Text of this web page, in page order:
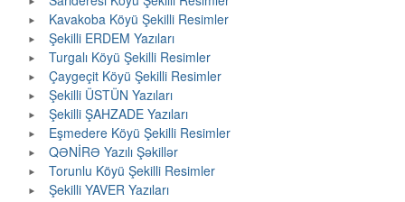
Kavakoba Köyü Şekilli Resimler
Şekilli ERDEM Yazıları
Turgalı Köyü Şekilli Resimler
Çaygeçit Köyü Şekilli Resimler
Şekilli ÜSTÜN Yazıları
Şekilli ŞAHZADE Yazıları
Eşmedere Köyü Şekilli Resimler
QƏNİRƏ Yazılı Şəkillər
Torunlu Köyü Şekilli Resimler
Şekilli YAVER Yazıları